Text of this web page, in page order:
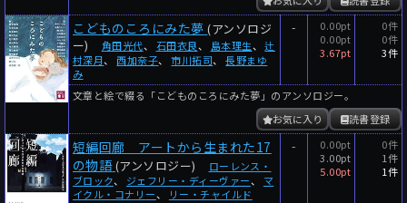
こどものころにみた夢 (アンソロジ
ー)
角田光代、 石田衣良、 島本理生、辻
村深月、 西加奈子、市川拓司、長野まゆ
み
-
0.00pt
0.00pt
3.67pt
0件
0件
3件
文章と絵で綴る「こどものころにみた夢」のアンソロジー。
読書登録
お気に入り
短編回廊 アートから生まれた17
の物語(アンソロジー)
ローレンス・
ブロック、 ジェフリー・ディーヴァー、 マ
イクル・コナリー、 リー・チャイルド
-
0.00pt
3.00pt
5.00pt
0件
1件
1件